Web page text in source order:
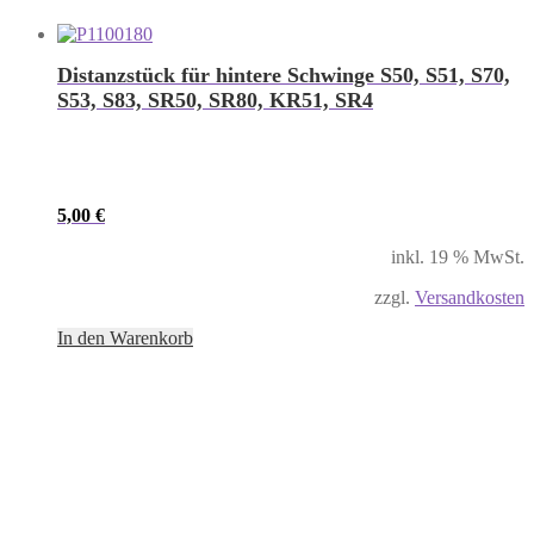
Distanzstück für hintere Schwinge S50, S51, S70,
S53, S83, SR50, SR80, KR51, SR4
5,00 €
inkl. 19 % MwSt.
zzgl. Versandkosten
In den Warenkorb